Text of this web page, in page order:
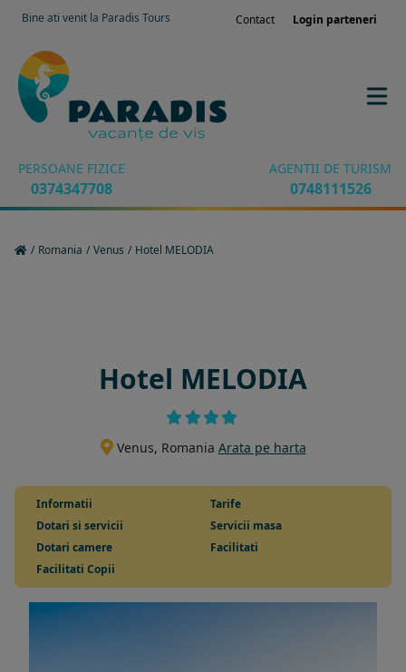
Bine ati venit la Paradis Tours Contact Login parteneri
PERSOANE FIZICE
0374347708
AGENTII DE TURISM
0748111526
/ Romania / Venus / Hotel MELODIA
Hotel MELODIA
Venus, Romania Arata pe harta
Informatii
Tarife
Dotari si servicii
Servicii masa
Dotari camere
Facilitati
Facilitati Copii